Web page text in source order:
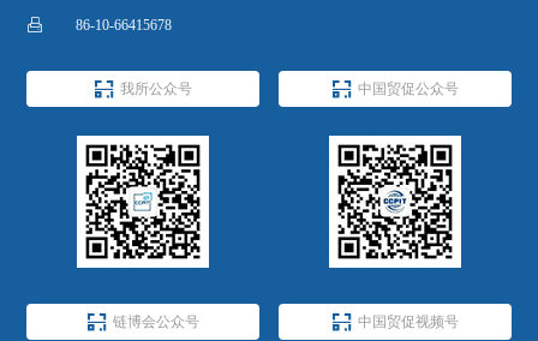
 86-10-66415678
 我所公众号  中国贸促公众号
 链博会公众号  中国贸促视频号